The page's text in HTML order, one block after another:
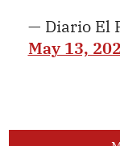
— Diario El
May 13,